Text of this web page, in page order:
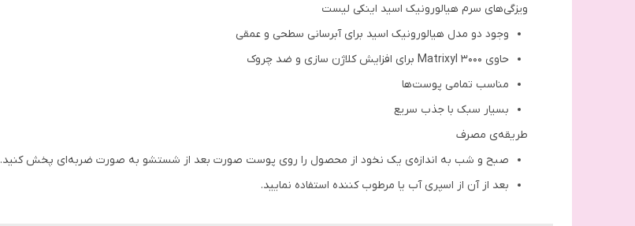
ویزگی‌های سرم هیالورونیک اسید اینکی لیست
وجود دو مدل هیالورونیک اسید برای آبرسانی سطحی و عمقی
حاوی Matrixyl 3000 برای افزایش کلاژن سازی و ضد چروک
مناسب تمامی پوست‌ها
بسیار سبک با جذب سریع
طریقه‌ی مصرف
صبح و شب به اندازه‌ی یک نخود از محصول را روی پوست صورت بعد از شستشو به صورت ضربه‌ای پخش کنید.
بعد از آن از اسپری آب یا مرطوب کننده استفاده نمایید.